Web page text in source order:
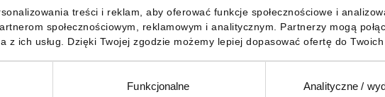
treści i reklam, aby oferować funkcje społecznościowe i
społecznościowym, reklamowym i analitycznym. Partnerzy mogą
z ich usług. Dzięki Twojej zgodzie możemy lepiej dopasować ofertę do
Funkcjonalne Analityczne /
obudowę skręca się na szynach ZR do których boczki przykręcamy za
kompletów składających się z kwadratowej nakrętki M4 i gumowej podkładki
montaż płytek PCB na różnej wysokości, mogą również służyć jako radiator jeśli